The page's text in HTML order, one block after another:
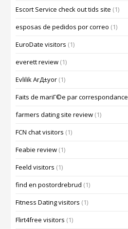
Escort Service check out tids site (1)
esposas de pedidos por correo (1)
EuroDate visitors (1)
everett review (1)
Evlilik ArД±yor (1)
Faits de mariГ©e par correspondance
farmers dating site review (1)
FCN chat visitors (1)
Feabie review (1)
Feeld visitors (1)
find en postordrebrud (1)
Fitness Dating visitors (1)
Flirt4free visitors (1)